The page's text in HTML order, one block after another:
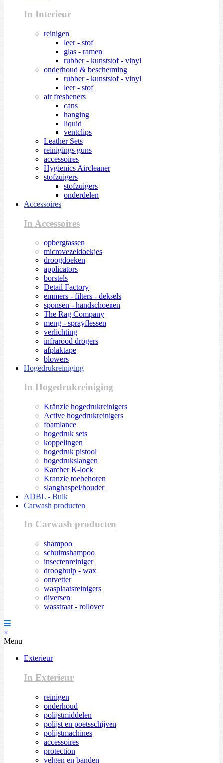
In Interieur
reinigen
leer - stof
glas - ramen
rubber - kunststof - vinyl
onderhoud & bescherming
rubber - kunststof - vinyl
leer - stof
air fresheners
cans
hanging
liquid
ventclips
Leather Sets
reinigings guns
accessoires
Hygienics Aircleaner
stofzuigers
stofzuigers
onderdelen
Accessoires
In Accessoires
opbergtassen
microvezeldoekjes
droogdoeken
applicators
borstels
Detail Factory
emmers - filters - deksels
sponsen - handschoenen
The Rag Company
meng - sprayflessen
verlichting
infrarood drogers
afplaktape
blowers
Hogedrukreiniging
In Hogedrukreiniging
Kränzle hogedrukreinigers
Active hogedrukreinigers
foamlance
hogedruk sets
koppelingen
hogedruk pistool
hogedrukslangen
Karcher K-lock
Kranzle toebehoren
slanghaspel/houder
ADBL - Bulk
Carwash producten
In Carwash producten
shampoo
schuimshampoo
insectenreiniger
drooghulp - wax
ontvetter
wasplaatsreinigers
diversen
wasstraat - rollover
×
Menu
Exterieur
In Exterieur
reinigen
onderhoud
polijstmiddelen
polijst en poetsschijven
polijstmachines
accessoires
protection
velgen en banden